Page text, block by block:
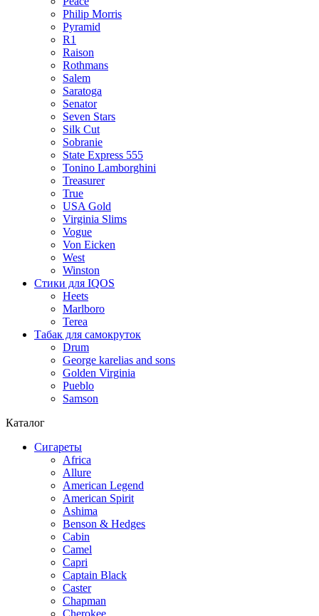
Philip Morris
Pyramid
R1
Raison
Rothmans
Salem
Saratoga
Senator
Seven Stars
Silk Cut
Sobranie
State Express 555
Tonino Lamborghini
Treasurer
True
USA Gold
Virginia Slims
Vogue
Von Eicken
West
Winston
Стики для IQOS
Heets
Marlboro
Terea
Табак для самокруток
Drum
George karelias and sons
Golden Virginia
Pueblo
Samson
Каталог
Сигареты
Africa
Allure
American Legend
American Spirit
Ashima
Benson & Hedges
Cabin
Camel
Capri
Captain Black
Caster
Chapman
Cherokee